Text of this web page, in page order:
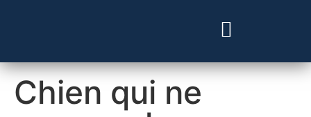
Chien qui ne